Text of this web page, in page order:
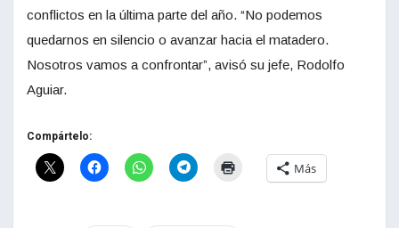
conflictos en la última parte del año. “No podemos
quedarnos en silencio o avanzar hacia el matadero.
Nosotros vamos a confrontar”, avisó su jefe, Rodolfo
Aguiar.
Compártelo:
Más